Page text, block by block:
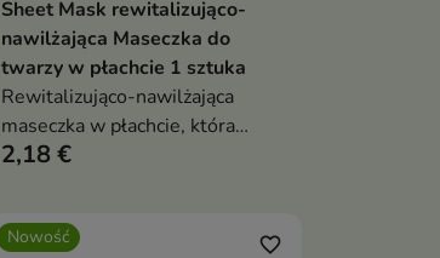
Sheet Mask rewitalizująco-
nawilżająca Maseczka do
twarzy w płachcie 1 sztuka
Rewitalizująco-nawilżająca
maseczka w płachcie, która
intensywnie pielęgnuje skórę
2,18 €
Nowość favorite_border